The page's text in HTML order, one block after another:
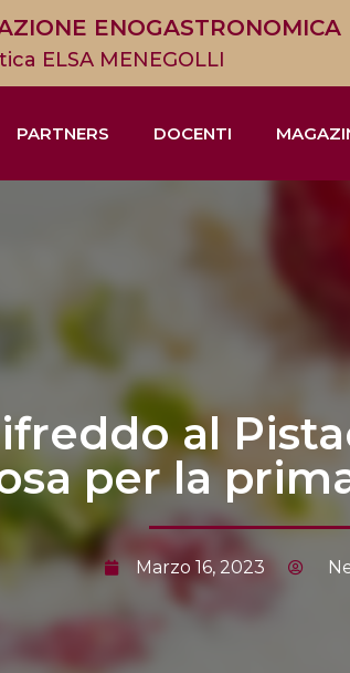
ENOGASTRONOMICA
ELSA MENEGOLLI
PARTNERS DOCENTI
al
per la
Marzo 16, 2023